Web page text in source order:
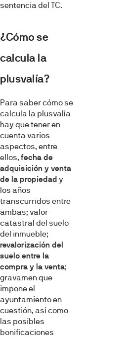
sentencia del TC.
¿Cómo se
calcula la
plusvalía?
Para saber cómo se
calcula la plusvalía
hay que tener en
cuenta varios
aspectos, entre
ellos, fecha de
adquisición y venta
de la propiedad y
los años
transcurridos entre
ambas; valor
catastral del suelo
del inmueble;
revalorización del
suelo entre la
compra y la venta;
gravamen que
impone el
ayuntamiento en
cuestión, así como
las posibles
bonificaciones